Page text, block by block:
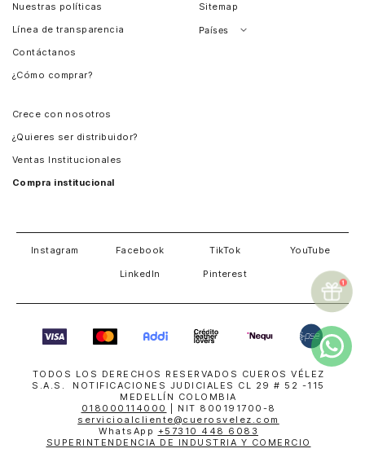
Nuestras políticas
Línea de transparencia
Contáctanos
¿Cómo comprar?
Sitemap
Países
Crece con nosotros
¿Quieres ser distribuidor?
Ventas Institucionales
Compra institucional
Instagram Facebook TikTok YouTube
LinkedIn Pinterest
TODOS LOS DERECHOS RESERVADOS CUEROS VÉLEZ
S.A.S. NOTIFICACIONES JUDICIALES CL 29 # 52 -115
MEDELLÍN COLOMBIA
018000114000
| NIT 800191700-8
servicioalcliente@cuerosvelez.com
WhatsApp +57310 448 6083
SUPERINTENDENCIA DE INDUSTRIA Y COMERCIO